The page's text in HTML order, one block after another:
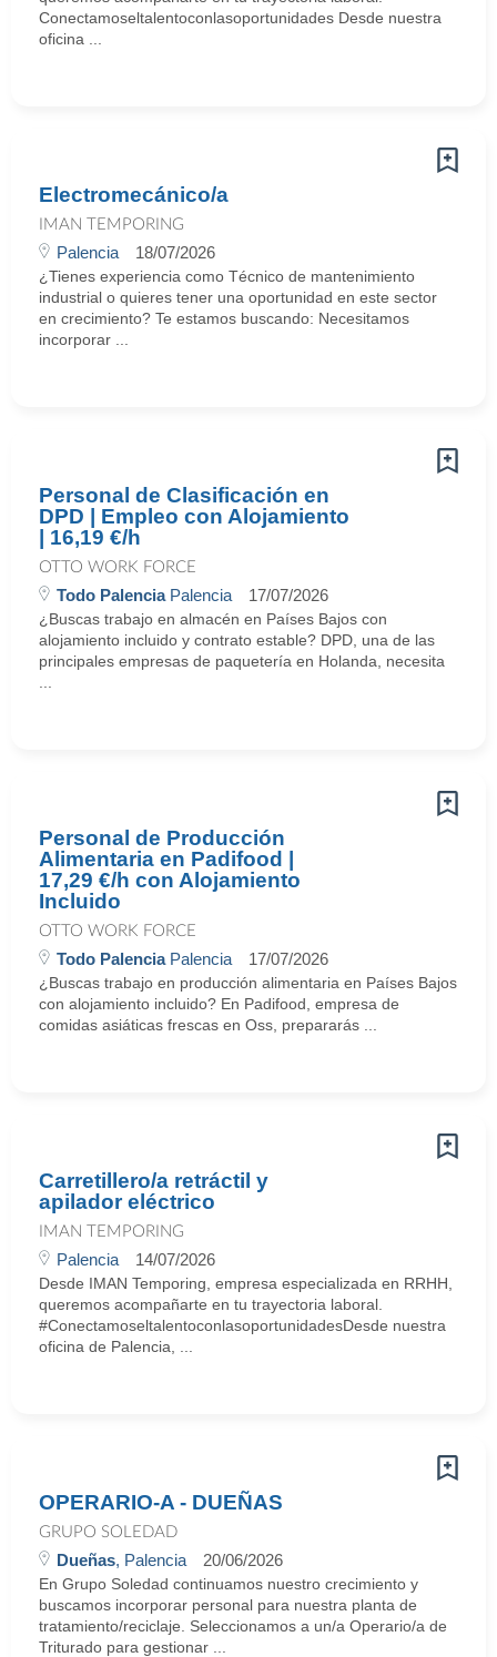
Conectamoseltalentoconlasoportunidades Desde nuestra
oficina ...
Electromecánico/a
IMAN TEMPORING
Palencia 18/07/2026
¿Tienes experiencia como Técnico de mantenimiento
industrial o quieres tener una oportunidad en este sector
en crecimiento? Te estamos buscando: Necesitamos
incorporar ...
Personal de Clasificación en
DPD | Empleo con Alojamiento
| 16,19 €/h
OTTO WORK FORCE
Todo PalenciaPalencia 17/07/2026
¿Buscas trabajo en almacén en Países Bajos con
alojamiento incluido y contrato estable? DPD, una de las
principales empresas de paquetería en Holanda, necesita
Personal de Producción
Alimentaria en Padifood |
17,29 €/h con Alojamiento
Incluido
OTTO WORK FORCE
Todo PalenciaPalencia 17/07/2026
¿Buscas trabajo en producción alimentaria en Países Bajos
con alojamiento incluido? En Padifood, empresa de
comidas asiáticas frescas en Oss, prepararás ...
Carretillero/a retráctil y
apilador eléctrico
IMAN TEMPORING
Palencia 14/07/2026
Desde IMAN Temporing, empresa especializada en RRHH,
queremos acompañarte en tu trayectoria laboral.
#ConectamoseltalentoconlasoportunidadesDesde nuestra
oficina de Palencia, ...
OPERARIO-A - DUEÑAS
GRUPO SOLEDAD
Dueñas, Palencia 20/06/2026
En Grupo Soledad continuamos nuestro crecimiento y
buscamos incorporar personal para nuestra planta de
tratamiento/reciclaje. Seleccionamos a un/a Operario/a de
Triturado para gestionar ...